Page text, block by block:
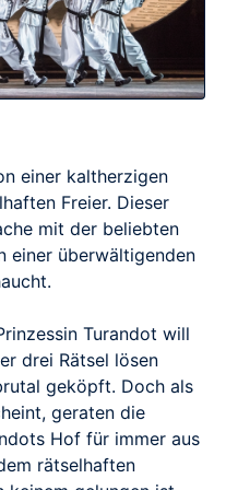
einer kaltherzigen
Freier. Dieser
mit der beliebten
einer überwältigenden
Turandot will
drei Rätsel lösen
geköpft. Doch als
geraten die
Hof für immer aus
rätselhaften